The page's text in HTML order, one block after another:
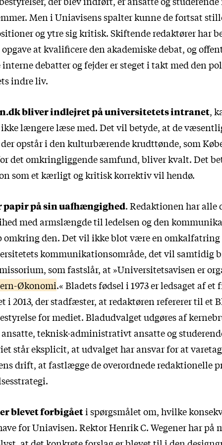
Men i Uniavisens spalter kunne de fortsat
og ytre sig kritisk. Skiftende redaktører har
at kvalificere den akademiske debat, og
interne debatter og fejder er steget i takt med den
indre liv.
bliver indlejret på universitetets intranet,
længere læse med. Det vil betyde, at de
opstår i den kulturbærende krudttønde, som
det omkringliggende samfund, bliver kvalt. Det
som et kærligt og kritisk korrektiv vil hendø.
papir på sin uafhængighed. Redaktionen har alle
med armslængde til ledelsen og den
omkring den. Det vil ikke blot være en
kommunikationsområde, det vil samtidig
som fastslår, at »Universitetsavisen er
Økonomi.« Bladets fødsel i 1973 er ledsaget af et
i 2013, der stadfæster, at redaktøren refererer til et
for mediet. Bladudvalget udgøres af
teknisk-administrativt ansatte og
står eksplicit, at udvalget har ansvar for at
drift, at fastlægge de overordnede redaktionelle
blevet forbigåeti spørgsmålet om, hvilke
for Uniavisen. Rektor Henrik C. Wegener har på